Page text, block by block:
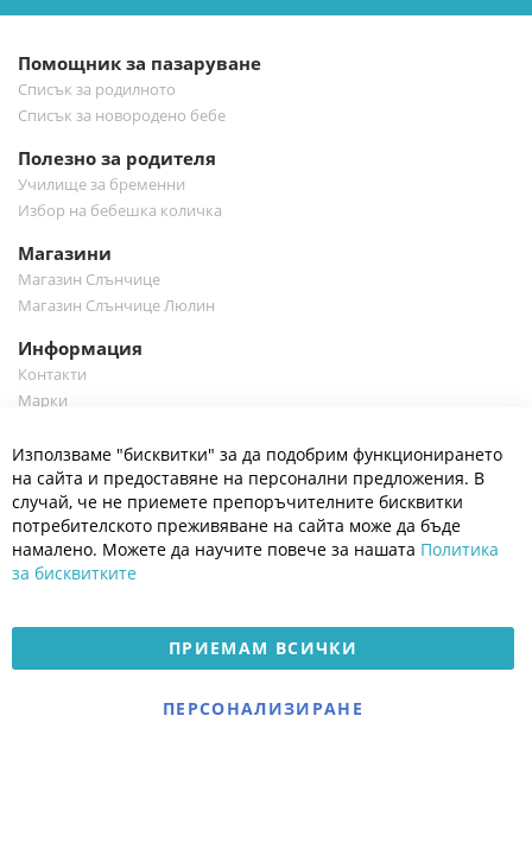
бюлетин:
Помощник за пазаруване
Списък за родилното
Списък за новородено бебе
Полезно за родителя
Училище за бременни
Избор на бебешка количка
Магазини
Магазин Слънчице
Магазин Слънчице Люлин
Информация
Контакти
Марки
Полезно
Общи условия
Политика за поверителност
Платформа за OPC
Доставка и плащане
Електронен магазин
разработен и поддържан
Използваме "бисквитки" за да подобрим функционирането
на сайта и предоставяне на персонални предложения. В
случай, че не приемете препоръчителните бисквитки
потребителското преживяване на сайта може да бъде
намалено. Можете да научите повече за нашата Политика
за бисквитките
ПРИЕМАМ ВСИЧКИ
ПЕРСОНАЛИЗИРАНЕ